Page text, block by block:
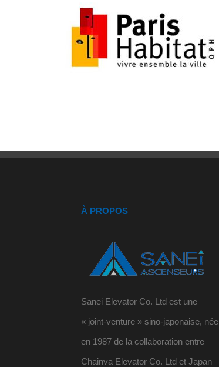
À PROPOS
Sanei Elevator Co. Ltd est une
« joint-venture » sino-japonaise, née
en 1987 de la collaboration entre
Chainva Elevator Co. Ltd et Japan